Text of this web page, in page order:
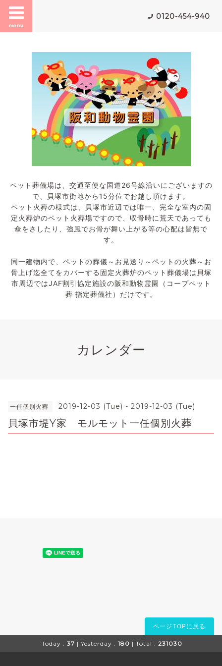
menu
0120-454-940
ペット葬儀場は、交通至便な国道26号線沿いにございますの
で、貝塚市街地から15分位でお越し頂けます。
ペット火葬の様式は、貝塚市近辺では唯一、完全な室内の固
定火葬炉のペット火葬場ですので、収骨時に荒天であっても
傘をさしたり、強風でお骨が舞い上がる等の心配は皆無で
す。
同一建物内で、ペットの葬儀～お見送り～ペットの火葬～お
骨上げ迄全てをカバーする固定火葬炉のペット葬儀場は貝塚
市周辺ではJAF割引協定施設の阪和動物霊園（コープペット
葬 指定葬儀社）だけです。
カレンダー
一任個別火葬 2019-12-03 (Tue) - 2019-12-03 (Tue)
貝塚市堤Y家 モルモット一任個別火葬
ページTOPに戻る
Today : 37 | Yesterday : 180 | Total : 231030